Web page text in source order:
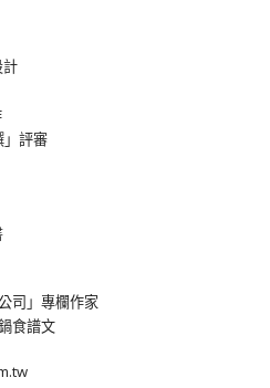
計
評審
司」專欄作家
食譜文